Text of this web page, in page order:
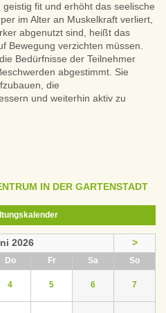
fit und erhöht das seelische
im Alter an Muskelkraft verliert,
abgenutzt sind, heißt das
Bewegung verzichten müssen.
Bedürfnisse der Teilnehmer
abgestimmt. Sie
die
und weiterhin aktiv zu
IN DER GARTENSTADT
2026 >
DonnerstagFreitag Sa Sonntag
4 5 6 7